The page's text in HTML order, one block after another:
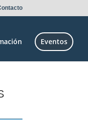
Eventos